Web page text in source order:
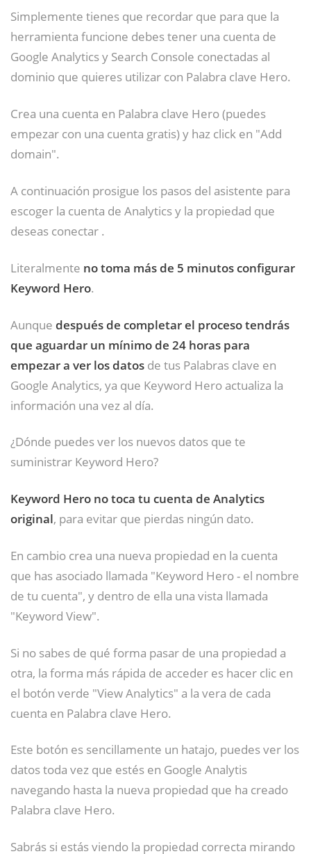
Simplemente tienes que recordar que para que la
herramienta funcione debes tener una cuenta de
Google Analytics y Search Console conectadas al
dominio que quieres utilizar con Palabra clave Hero.
Crea una cuenta en Palabra clave Hero (puedes
empezar con una cuenta gratis) y haz click en "Add
domain".
A continuación prosigue los pasos del asistente para
escoger la cuenta de Analytics y la propiedad que
deseas conectar .
Literalmente no toma más de 5 minutos configurar
Keyword Hero.
Aunque después de completar el proceso tendrás
que aguardar un mínimo de 24 horas para
empezar a ver los datos de tus Palabras clave en
Google Analytics, ya que Keyword Hero actualiza la
información una vez al día.
¿Dónde puedes ver los nuevos datos que te
suministrar Keyword Hero?
Keyword Hero no toca tu cuenta de Analytics
original, para evitar que pierdas ningún dato.
En cambio crea una nueva propiedad en la cuenta
que has asociado llamada "Keyword Hero - el nombre
de tu cuenta", y dentro de ella una vista llamada
"Keyword View".
Si no sabes de qué forma pasar de una propiedad a
otra, la forma más rápida de acceder es hacer clic en
el botón verde "View Analytics" a la vera de cada
cuenta en Palabra clave Hero.
Este botón es sencillamente un hatajo, puedes ver los
datos toda vez que estés en Google Analytis
navegando hasta la nueva propiedad que ha creado
Palabra clave Hero.
Sabrás si estás viendo la propiedad correcta mirando